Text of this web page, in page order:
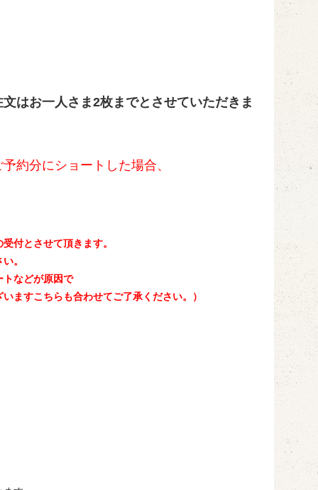
はお一人さま2枚までとさせていただきま
約分にショートした場合、
付とさせて頂きます。
。
トなどが原因で
ますこちらも合わせてご了承ください。）